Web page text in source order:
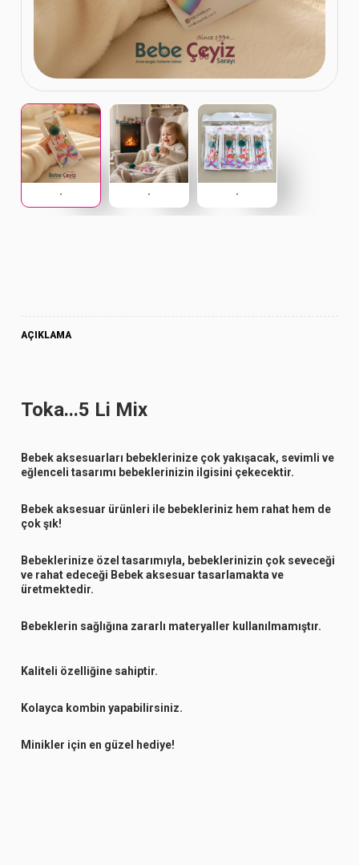
. . .
AÇIKLAMA
Toka...5 Li Mix
Bebek aksesuarları bebeklerinize çok yakışacak, sevimli ve
eğlenceli tasarımı bebeklerinizin ilgisini çekecektir.
Bebek aksesuar ürünleri ile bebekleriniz hem rahat hem de
çok şık!
Bebeklerinize özel tasarımıyla, bebeklerinizin çok seveceği
ve rahat edeceği Bebek aksesuar tasarlamakta ve
üretmektedir.
Bebeklerin sağlığına zararlı materyaller kullanılmamıştır.
Kaliteli özelliğine sahiptir.
Kolayca kombin yapabilirsiniz.
Minikler için en güzel hediye!